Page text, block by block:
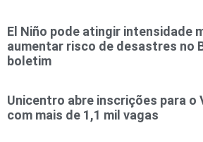
El Niño pode atingir intensidade
aumentar risco de desastres no
boletim
Unicentro abre inscrições para o
com mais de 1,1 mil vagas